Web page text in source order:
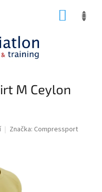
M Ceylon
Značka: Compressport